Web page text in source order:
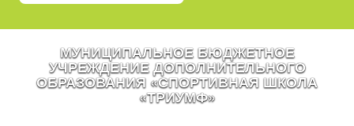
МУНИЦИПАЛЬНОЕ БЮДЖЕТНОЕ
УЧРЕЖДЕНИЕ ДОПОЛНИТЕЛЬНОГО
ОБРАЗОВАНИЯ «СПОРТИВНАЯ ШКОЛА
«ТРИУМФ»